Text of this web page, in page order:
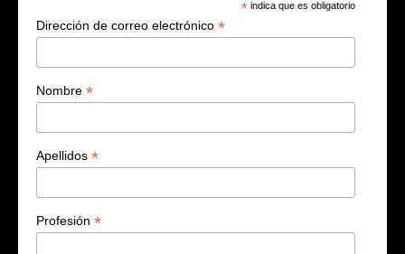
* indica que es obligatorio
Dirección de correo electrónico *
Nombre *
Apellidos *
Profesión *